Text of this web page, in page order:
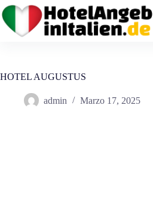
Salta
al
contenuto
HOTEL AUGUSTUS
admin Marzo 17, 2025